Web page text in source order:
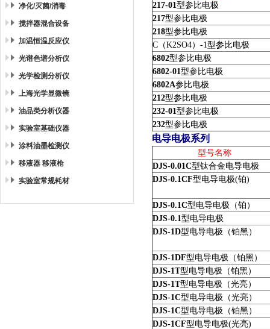
净化/灭菌/消毒
搅拌器混合设备
加温恒温反应仪
光谱色谱分析仪
光学检测分析仪
上海光学显微镜
油品类分析仪器
实验室基础仪器
涂料油墨检测仪
移液器 移液枪
实验室常规耗材
217-01型参比电极
217型参比电极
218型参比电极
C （K2SO4） -1型参比电极
6802型参比电极
6802-01型参比电极
6802A参比电极
212型参比电极
232-01型参比电极
232型参比电极
电导电极系列
型号名称
DJS-0.01C型钛合金电导电极
DJS-0.1CF型电导电极(铂)
DJS-0.1C型电导电极（铂）
DJS-0.1型电导电极
DJS-1D型电导电极（铂黑）
DJS-1DF型电导电极（铂黑）
DJS-1T型电导电极（铂黑）
DJS-1T型电导电极（光亮）
DJS-1C型电导电极（光亮）
DJS-1C型电导电极（铂黑）
DJS-1CF型电导电极(光亮)